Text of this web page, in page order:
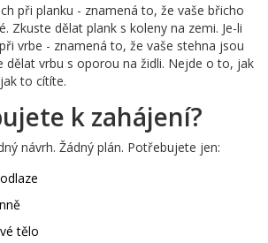
při planku - znamená to, že vaše břicho
Zkuste dělat plank s koleny na zemi. Je-li
vrbe - znamená to, že vaše stehna jsou
dělat vrbu s oporou na židli. Nejde o to, jak
to cítíte.
k zahájení?
návrh. Žádný plán. Potřebujete jen:
tělo